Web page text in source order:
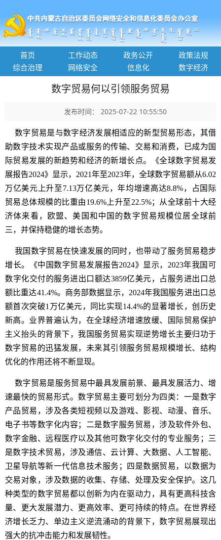
首页 工作动态 政务公开
政策法规
综合治理
网络安全 信息化 数字经济
数字贸易何以引领服务贸易
发布时间： 2025-07-22 10:55:50
数字贸易是与数字经济发展相适应的新型贸易形态，其借
助数字技术实现产品或服务的传输、交易和消费，已成为国
际贸易发展的新趋势和经济的新增长点。《全球数字贸易发
展报告2024》显示，2021年至2023年，全球数字贸易额从6.02
万亿美元上升至7.13万亿美元，年均增速高达8.8%，占国际
贸易总体规模的比重由19.6%上升至22.5%；从全球前十大经
济体来看，欧盟、美国和中国的数字贸易规模位居全球前
三，并保持稳健的增长态势。
我国数字贸易在快速发展的同时，也带动了服务贸易稳步
增长。《中国数字贸易发展报告2024》显示，2023年我国可
数字化交付的服务进出口额达3859亿美元，占服务进出口总
额比重达41.4%。商务部数据显示，2024年我国服务进出口总
额首次突破1万亿美元，同比实现14.4%的显著增长，创历史
新高。业界普遍认为，在全球经济增速放缓、国际贸易保护
主义抬头的背景下，我国服务贸易实现逆势增长主要归功于
数字贸易的迅猛发展，未来其引领服务贸易规模增长、结构
优化的作用还将不断显现。
数字贸易是服务贸易中最具发展前景、最具发展活力、增
速最快的贸易形式。数字贸易主要可划分为四类：一是数字
产品贸易，涉及各类短视频以及游戏、影视、动漫、音乐、
电子书等数字化内容；二是数字服务贸易，涉及软件外包、
数字金融、远程医疗以及其他可数字化交付的专业服务；三
是数字技术贸易，涉及通信、云计算、大数据、人工智能、
卫星导航等新一代信息技术服务；四是数据贸易，以数据为
交易对象，涉及数据的收集、存储、处理及安全保护。这几
种类型的数字贸易都以创新为内在驱动力，具有更高科技含
量、更大发展潜力、更高效率、更可持续的特点。在世界经
济增长乏力、单边主义逆流涌动的背景下，数字贸易展现出
强大的抗冲击能力和发展韧性。